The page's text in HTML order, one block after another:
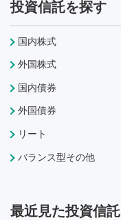
投資信託を探す
国内株式
外国株式
国内債券
外国債券
リート
バランス型その他
最近見た投資信託